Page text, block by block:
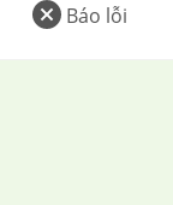
Báo lỗi